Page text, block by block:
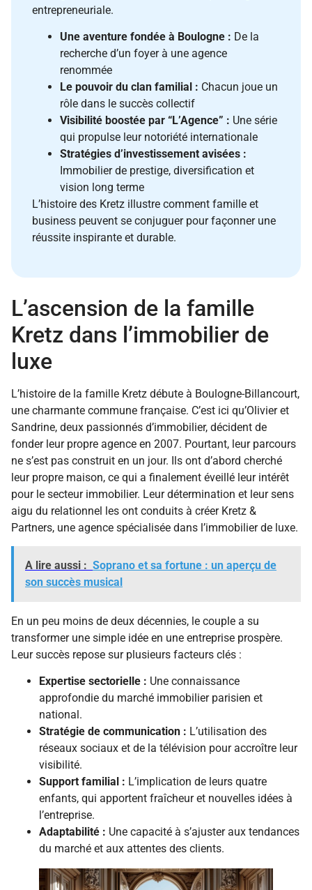
entrepreneuriale.
Une aventure fondée à Boulogne : De la
recherche d’un foyer à une agence
renommée
Le pouvoir du clan familial : Chacun joue un
rôle dans le succès collectif
Visibilité boostée par “L’Agence” : Une série
qui propulse leur notoriété internationale
Stratégies d’investissement avisées :
Immobilier de prestige, diversification et
vision long terme
L’histoire des Kretz illustre comment famille et
business peuvent se conjuguer pour façonner une
réussite inspirante et durable.
L’ascension de la famille
Kretz dans l’immobilier de
luxe
L’histoire de la famille Kretz débute à Boulogne-Billancourt,
une charmante commune française. C’est ici qu’Olivier et
Sandrine, deux passionnés d’immobilier, décident de
fonder leur propre agence en 2007. Pourtant, leur parcours
ne s’est pas construit en un jour. Ils ont d’abord cherché
leur propre maison, ce qui a finalement éveillé leur intérêt
pour le secteur immobilier. Leur détermination et leur sens
aigu du relationnel les ont conduits à créer Kretz &
Partners, une agence spécialisée dans l’immobilier de luxe.
A lire aussi : Soprano et sa fortune : un aperçu de
son succès musical
En un peu moins de deux décennies, le couple a su
transformer une simple idée en une entreprise prospère.
Leur succès repose sur plusieurs facteurs clés :
Expertise sectorielle : Une connaissance
approfondie du marché immobilier parisien et
national.
Stratégie de communication : L’utilisation des
réseaux sociaux et de la télévision pour accroître leur
visibilité.
Support familial : L’implication de leurs quatre
enfants, qui apportent fraîcheur et nouvelles idées à
l’entreprise.
Adaptabilité : Une capacité à s’ajuster aux tendances
du marché et aux attentes des clients.